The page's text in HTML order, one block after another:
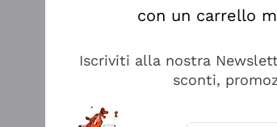
con un carrello
Iscriviti alla nostra
sconti,